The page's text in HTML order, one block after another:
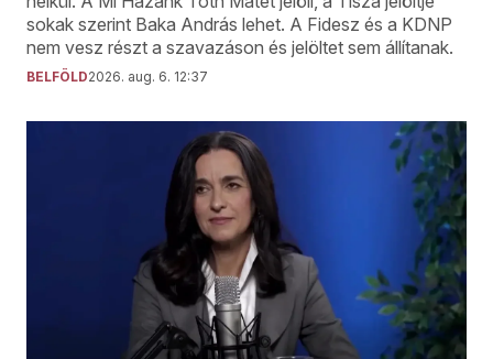
sokak szerint Baka András lehet. A Fidesz és a KDNP
nem vesz részt a szavazáson és jelöltet sem állítanak.
BELFÖLD2026. aug. 6. 12:37